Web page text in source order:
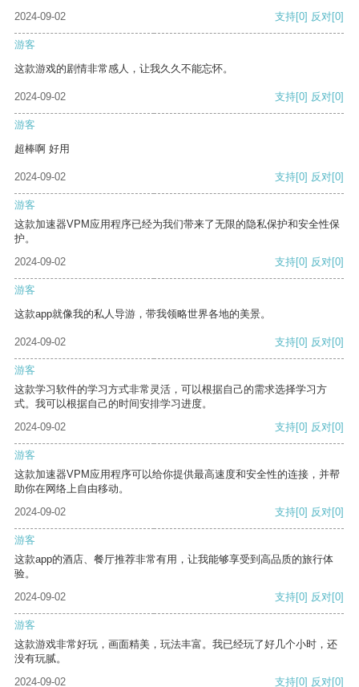
2024-09-02 支持[0] 反对[0]
游客
这款游戏的剧情非常感人，让我久久不能忘怀。
2024-09-02 支持[0] 反对[0]
游客
超棒啊 好用
2024-09-02 支持[0] 反对[0]
游客
这款加速器VPM应用程序已经为我们带来了无限的隐私保护和安全性保
护。
2024-09-02
支持[0] 反对[0]
游客
这款app就像我的私人导游，带我领略世界各地的美景。
2024-09-02 支持[0] 反对[0]
游客
这款学习软件的学习方式非常灵活，可以根据自己的需求选择学习方
式。我可以根据自己的时间安排学习进度。
2024-09-02
支持[0] 反对[0]
游客
这款加速器VPM应用程序可以给你提供最高速度和安全性的连接，并帮
助你在网络上自由移动。
2024-09-02
支持[0] 反对[0]
游客
这款app的酒店、餐厅推荐非常有用，让我能够享受到高品质的旅行体
验。
2024-09-02
支持[0] 反对[0]
游客
这款游戏非常好玩，画面精美，玩法丰富。我已经玩了好几个小时，还
没有玩腻。
2024-09-02
支持[0] 反对[0]